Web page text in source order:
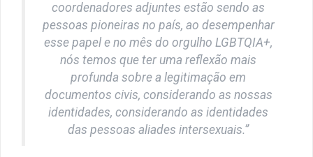
coordenadores adjuntes estão sendo as
pessoas pioneiras no país, ao desempenhar
esse papel e no mês do orgulho LGBTQIA+,
nós temos que ter uma reflexão mais
profunda sobre a legitimação em
documentos civis, considerando as nossas
identidades, considerando as identidades
das pessoas aliades intersexuais.”